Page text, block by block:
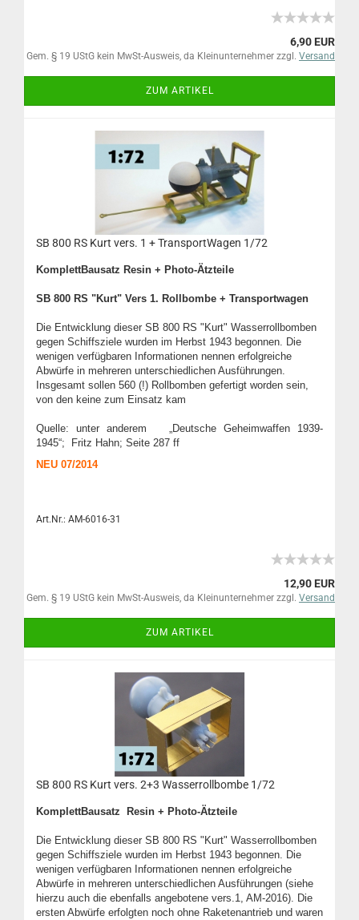
6,90 EUR
Gem. § 19 UStG kein MwSt-Ausweis, da Kleinunternehmer zzgl. Versand
ZUM ARTIKEL
SB 800 RS Kurt vers. 1 + TransportWagen 1/72
KomplettBausatz Resin + Photo-Ätzteile
SB 800 RS "Kurt" Vers 1. Rollbombe + Transportwagen
Die Entwicklung dieser SB 800 RS "Kurt" Wasserrollbomben
gegen Schiffsziele wurden im Herbst 1943 begonnen. Die
wenigen verfügbaren Informationen nennen erfolgreiche
Abwürfe in mehreren unterschiedlichen Ausführungen.
Insgesamt sollen 560 (!) Rollbomben gefertigt worden sein,
von den keine zum Einsatz kam
Quelle: unter anderem „Deutsche Geheimwaffen 1939-
1945“; Fritz Hahn; Seite 287 ff
NEU 07/2014
Art.Nr.: AM-6016-31
12,90 EUR
Gem. § 19 UStG kein MwSt-Ausweis, da Kleinunternehmer zzgl. Versand
ZUM ARTIKEL
SB 800 RS Kurt vers. 2+3 Wasserrollbombe 1/72
KomplettBausatz Resin + Photo-Ätzteile
Die Entwicklung dieser SB 800 RS "Kurt" Wasserrollbomben
gegen Schiffsziele wurden im Herbst 1943 begonnen. Die
wenigen verfügbaren Informationen nennen erfolgreiche
Abwürfe in mehreren unterschiedlichen Ausführungen (siehe
hierzu auch die ebenfalls angebotene vers.1, AM-2016). Die
ersten Abwürfe erfolgten noch ohne Raketenantrieb und waren